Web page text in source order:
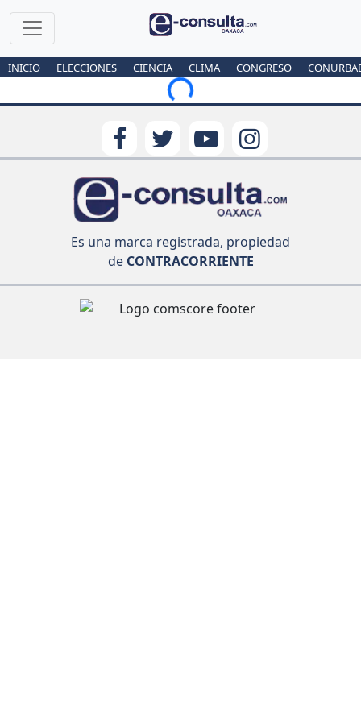
INICIO ELECCIONES CIENCIA CLIMA CONGRESO
Loading...
Es una marca registrada, propiedad
deCONTRACORRIENTE